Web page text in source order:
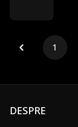
1
DESPRE